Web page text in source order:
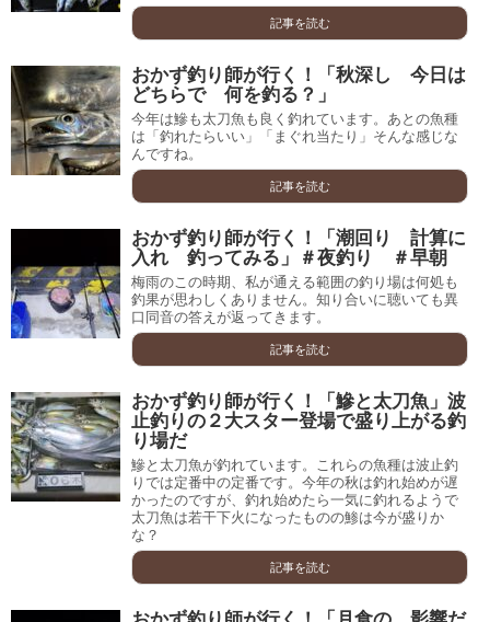
記事を読む
おかず釣り師が行く！「秋深し 今日は
どちらで 何を釣る？」
今年は鰺も太刀魚も良く釣れています。あとの魚種
は「釣れたらいい」「まぐれ当たり」そんな感じな
んですね。
記事を読む
おかず釣り師が行く！「潮回り 計算に
入れ 釣ってみる」＃夜釣り ＃早朝
梅雨のこの時期、私が通える範囲の釣り場は何処も
釣果が思わしくありません。知り合いに聴いても異
口同音の答えが返ってきます。
記事を読む
おかず釣り師が行く！「鰺と太刀魚」波
止釣りの２大スター登場で盛り上がる釣
り場だ
鰺と太刀魚が釣れています。これらの魚種は波止釣
りでは定番中の定番です。今年の秋は釣れ始めが遅
かったのですが、釣れ始めたら一気に釣れるようで
太刀魚は若干下火になったものの鯵は今が盛りか
な？
記事を読む